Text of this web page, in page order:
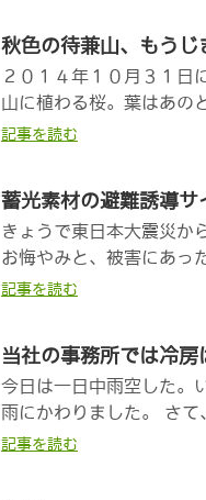
秋色の待兼山、もうじ
２０１４年１０月３１日
山に植わる桜。葉はあの
記事を読む
蓄光素材の避難誘導サ
きょうで東日本大震災か
お悔やみと、被害にあっ
記事を読む
当社の事務所では冷房
今日は一日中雨空した。
雨にかわりました。 さて
記事を読む